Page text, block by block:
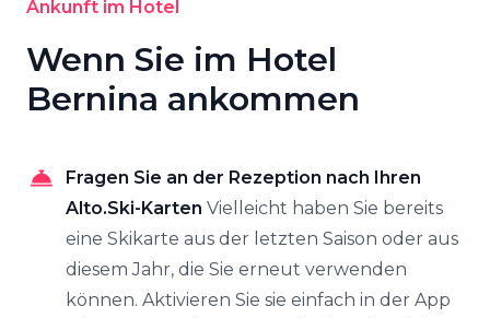
Ankunft im Hotel
Wenn Sie im Hotel
Bernina ankommen
Fragen Sie an der Rezeption nach Ihren
Alto.Ski-Karten Vielleicht haben Sie bereits
eine Skikarte aus der letzten Saison oder aus
diesem Jahr, die Sie erneut verwenden
können. Aktivieren Sie sie einfach in der App